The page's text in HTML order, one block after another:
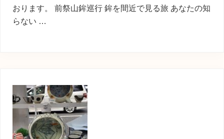
おります。 前祭山鉾巡行 鉾を間近で見る旅 あなたの知
らない …